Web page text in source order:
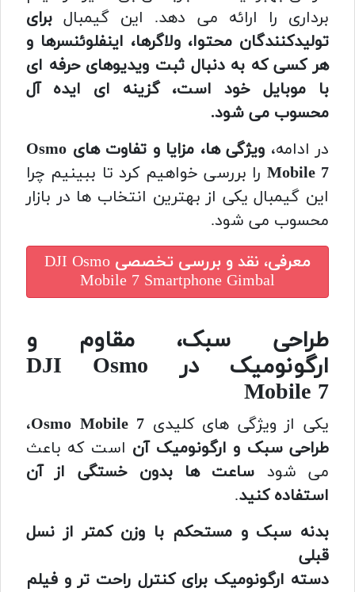
برداری را ارائه می دهد. این گیمبال برای
تولیدکنندگان محتوا، ولاگرها، اینفلوئنسرها و
هر کسی که به دنبال ثبت ویدیوهای حرفه ای
با موبایل خود است، گزینه ای ایده آل
محسوب می شود.
در ادامه،
ویژگی ها، مزایا و تفاوت های Osmo
Mobile 7 را بررسی خواهیم کرد تا ببینیم چرا
این گیمبال یکی از بهترین انتخاب ها در بازار
محسوب می شود.
معرفی، نقد و بررسی تخصصی DJI Osmo
Mobile 7 Smartphone Gimbal
طراحی سبک، مقاوم و
ارگونومیک در DJI Osmo
Mobile 7
یکی از ویژگی های کلیدی Osmo Mobile 7،
طراحی سبک و ارگونومیک آن است که باعث
می شود ساعت ها بدون خستگی از آن
استفاده کنید.
بدنه سبک و مستحکم با وزن کمتر از نسل
قبلی
دسته ارگونومیک برای کنترل راحت تر و فیلم